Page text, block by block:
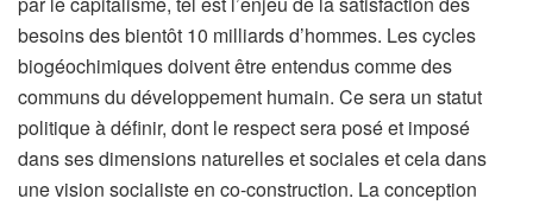
besoins des bientôt 10 milliards d’hommes. Les cycles
biogéochimiques doivent être entendus comme des
communs du développement humain. Ce sera un statut
politique à définir, dont le respect sera posé et imposé
dans ses dimensions naturelles et sociales et cela dans
une vision socialiste en co-construction. La conception